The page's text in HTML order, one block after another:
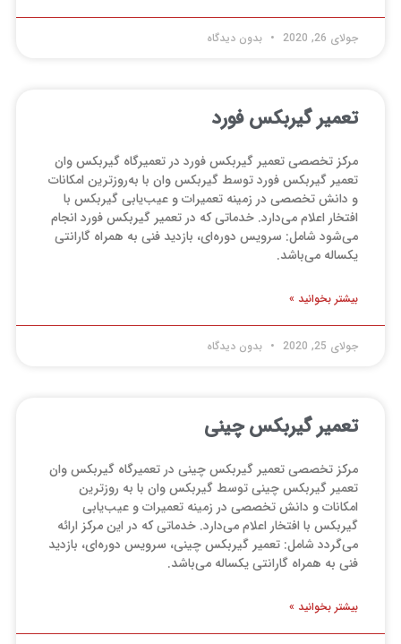
جولای 26, 2020 بدون دیدگاه
تعمیر گیربکس فورد
مرکز تخصصی تعمیر گیربکس فورد در تعمیرگاه گیربکس وان
تعمیر گیربکس فورد توسط گیربکس وان با به‌روزترین امکانات
و دانش تخصصی در زمینه تعمیرات و عیب‌یابی گیربکس با
افتخار اعلام می‌دارد. خدماتی که در تعمیر گیربکس فورد انجام
می‌شود شامل: سرویس دوره‌ای، بازدید فنی به همراه گارانتی
یکساله می‌باشد.
بیشتر بخوانید »
جولای 25, 2020 بدون دیدگاه
تعمیر گیربکس چینی
مرکز تخصصی تعمیر گیربکس چینی در تعمیرگاه گیربکس وان
تعمیر گیربکس چینی توسط گیربکس وان با به روزترین
امکانات و دانش تخصصی در زمینه تعمیرات و عیب‌یابی
گیربکس با افتخار اعلام می‌‌دارد. خدماتی که در این مرکز ارائه
می‌گردد شامل: تعمیر گیربکس چینی، سرویس دوره‌ای، بازدید
فنی به همراه گارانتی یکساله می‌باشد.
بیشتر بخوانید »